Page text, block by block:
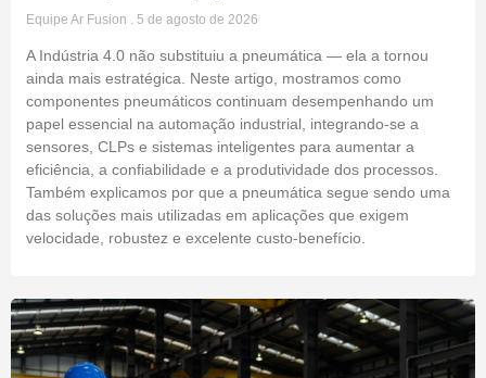
Equipe Ar Fusion 5 de agosto de 2026
A Indústria 4.0 não substituiu a pneumática — ela a tornou
ainda mais estratégica. Neste artigo, mostramos como
componentes pneumáticos continuam desempenhando um
papel essencial na automação industrial, integrando-se a
sensores, CLPs e sistemas inteligentes para aumentar a
eficiência, a confiabilidade e a produtividade dos processos.
Também explicamos por que a pneumática segue sendo uma
das soluções mais utilizadas em aplicações que exigem
velocidade, robustez e excelente custo-benefício.